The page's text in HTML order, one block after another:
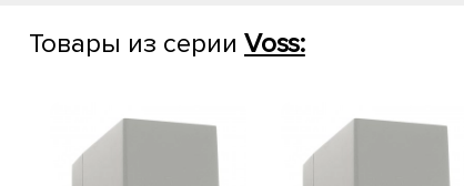
Товары из серии Voss: